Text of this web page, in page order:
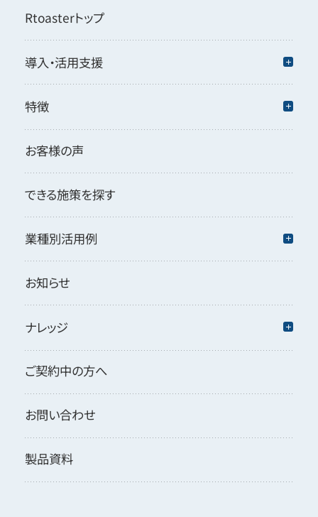
Rtoasterトップ
導入・活用支援
特徴
お客様の声
できる施策を探す
業種別活用例
お知らせ
ナレッジ
ご契約中の方へ
お問い合わせ
製品資料